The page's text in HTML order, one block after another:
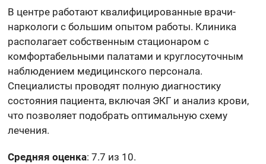
В центре работают квалифицированные врачи-
наркологи с большим опытом работы. Клиника
располагает собственным стационаром с
комфортабельными палатами и круглосуточным
наблюдением медицинского персонала.
Специалисты проводят полную диагностику
состояния пациента, включая ЭКГ и анализ крови,
что позволяет подобрать оптимальную схему
лечения.
Средняя оценка: 7.7 из 10.